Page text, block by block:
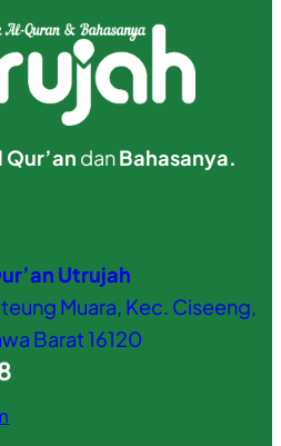
Qur’an danBahasanya.
Utrujah
Muara, Kec. Ciseeng,
Barat 16120